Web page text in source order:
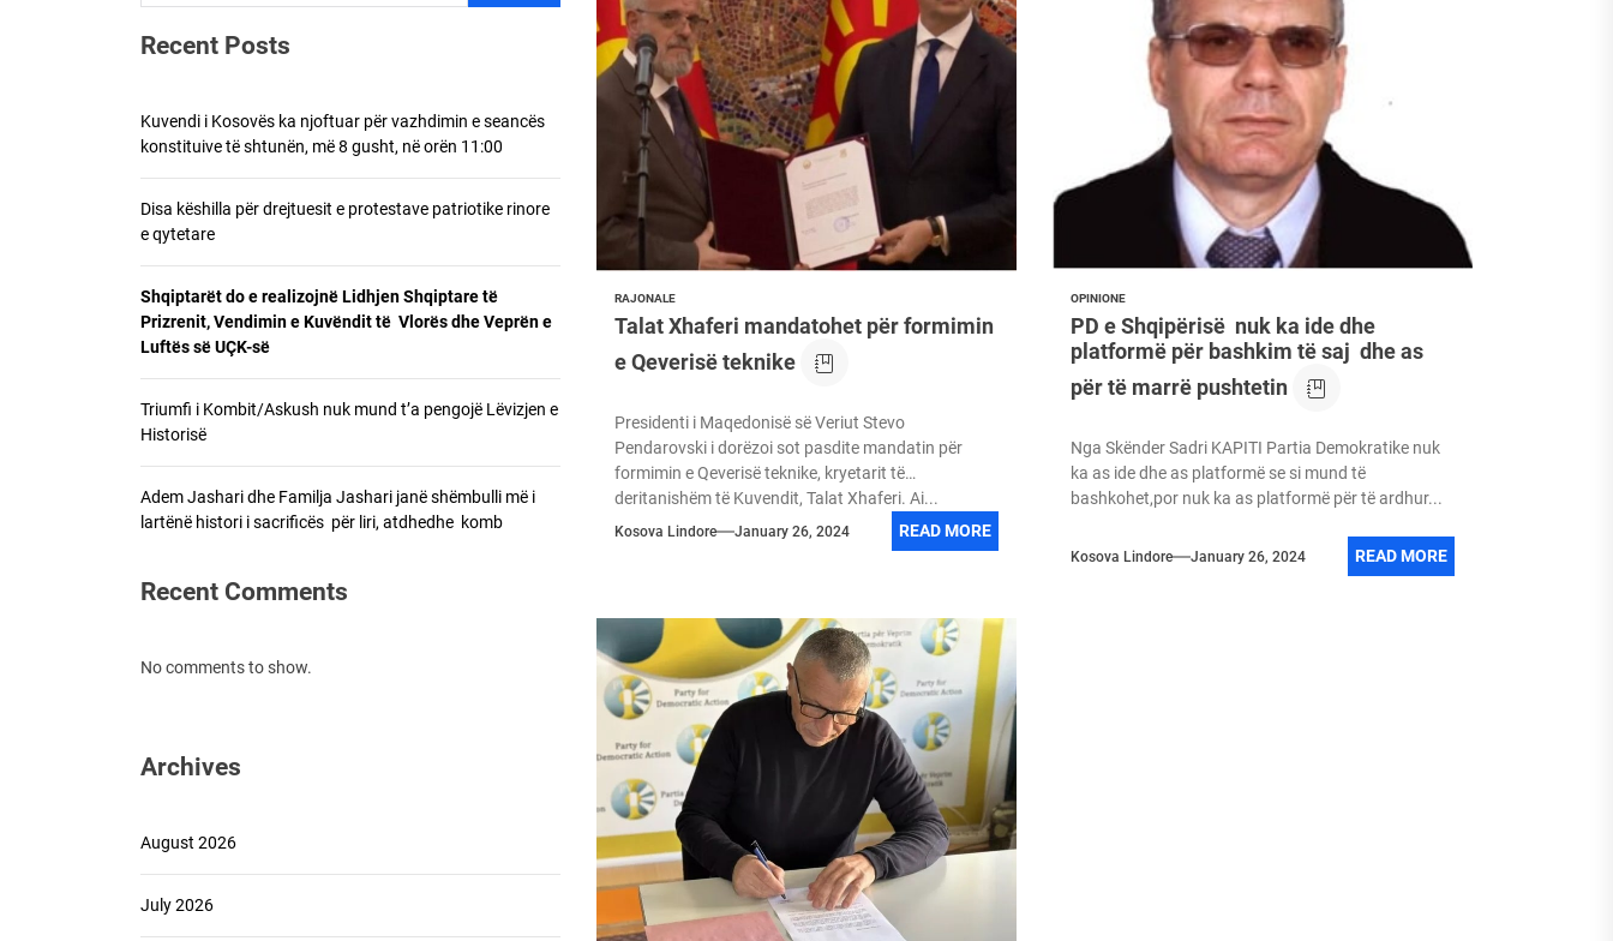
Disa këshilla për drejtuesit e protestave patriotike rinore e qytetare
Shqiptarët do e realizojnë Lidhjen Shqiptare të Prizrenit, Vendimin e Kuvëndit të Vlorës dhe Veprën e Luftës së UÇK-së
Triumfi i Kombit/Askush nuk mund t’a pengojë Lëvizjen e Historisë
Adem Jashari dhe Familja Jashari janë shëmbulli më i lartënë histori i sacrificës për liri, atdhedhe komb
RAJONALE
Talat Xhaferi mandatohet për formimin
e Qeverisë teknike
Presidenti i Maqedonisë së Veriut Stevo
Pendarovski i dorëzoi sot pasdite mandatin për
formimin e Qeverisë teknike, kryetarit të
deritanishëm të Kuvendit, Talat Xhaferi. Ai...
Kosova Lindore January 26, 2024 READ MORE
OPINIONE
PD e Shqipërisë nuk ka ide dhe
platformë për bashkim të saj dhe as
për të marrë pushtetin
Nga Skënder Sadri KAPITI Partia Demokratike nuk
ka as ide dhe as platformë se si mund të
bashkohet,por nuk ka as platformë për të ardhur...
Kosova Lindore January 26, 2024 READ MORE
Recent Posts
Kuvendi i Kosovës ka njoftuar për vazhdimin e seancës
konstituive të shtunën, më 8 gusht, në orën 11:00
Disa këshilla për drejtuesit e protestave patriotike rinore
e qytetare
Shqiptarët do e realizojnë Lidhjen Shqiptare të
Prizrenit, Vendimin e Kuvëndit të Vlorës dhe Veprën e
Luftës së UÇK-së
Triumfi i Kombit/Askush nuk mund t’a pengojë Lëvizjen e
Historisë
Adem Jashari dhe Familja Jashari janë shëmbulli më i
lartënë histori i sacrificës për liri, atdhedhe komb
Recent Comments
No comments to show.
Archives
August 2026
July 2026